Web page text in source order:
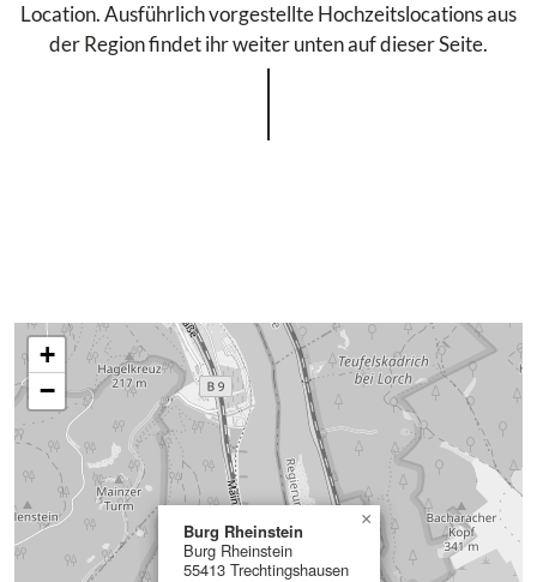
Location. Ausführlich vorgestellte Hochzeitslocations aus
der Region findet ihr weiter unten auf dieser Seite.
Burg Rheinstein
Burg Rheinstein
55413 Trechtingshausen
×
+
−